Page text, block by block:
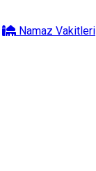
Namaz Vakitleri